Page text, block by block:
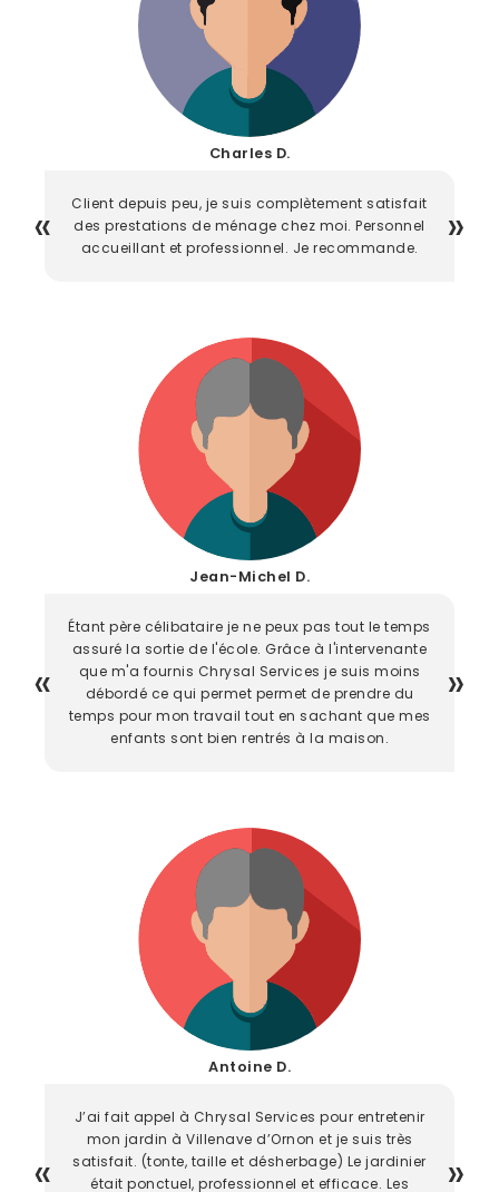
Charles D.
Client depuis peu, je suis complètement satisfait
des prestations de ménage chez moi. Personnel
accueillant et professionnel. Je recommande.
Jean-Michel D.
Étant père célibataire je ne peux pas tout le temps
assuré la sortie de l'école. Grâce à l'intervenante
que m'a fournis Chrysal Services je suis moins
débordé ce qui permet permet de prendre du
temps pour mon travail tout en sachant que mes
enfants sont bien rentrés à la maison.
Antoine D.
J’ai fait appel à Chrysal Services pour entretenir
mon jardin à Villenave d’Ornon et je suis très
satisfait. (tonte, taille et désherbage) Le jardinier
était ponctuel, professionnel et efficace. Les